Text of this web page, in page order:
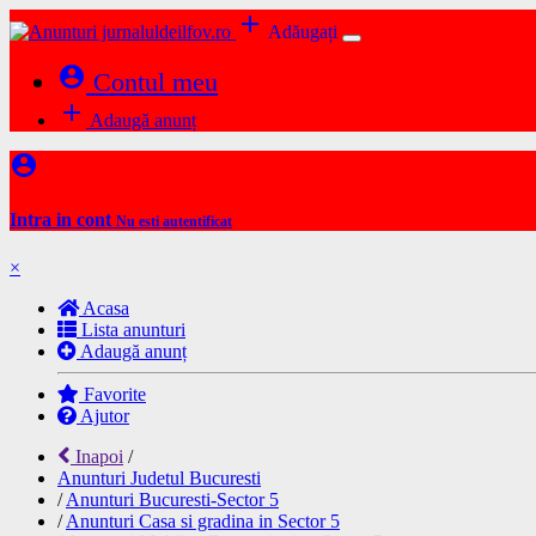
add Adăugați
account_circle Contul meu
add Adaugă anunț
account_circle
Intra in cont Nu esti autentificat
×
Acasa
Lista anunturi
Adaugă anunț
Favorite
Ajutor
Inapoi /
Anunturi Judetul Bucuresti
/Anunturi Bucuresti-Sector 5
/Anunturi Casa si gradina in Sector 5